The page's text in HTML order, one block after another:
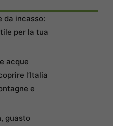
da incasso:
per la tua
acque
l’Italia
e
guasto